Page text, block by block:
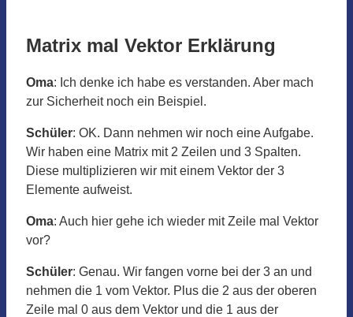
Matrix mal Vektor Erklärung
Oma: Ich denke ich habe es verstanden. Aber mach
zur Sicherheit noch ein Beispiel.
Schüler: OK. Dann nehmen wir noch eine Aufgabe.
Wir haben eine Matrix mit 2 Zeilen und 3 Spalten.
Diese multiplizieren wir mit einem Vektor der 3
Elemente aufweist.
Oma: Auch hier gehe ich wieder mit Zeile mal Vektor
vor?
Schüler: Genau. Wir fangen vorne bei der 3 an und
nehmen die 1 vom Vektor. Plus die 2 aus der oberen
Zeile mal 0 aus dem Vektor und die 1 aus der